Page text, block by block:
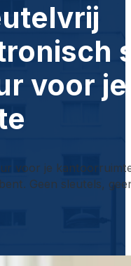
voor je
voor je
Geen sleutels,